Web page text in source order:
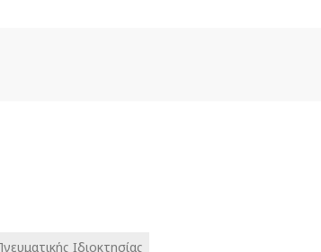
Ιδιοκτησίας